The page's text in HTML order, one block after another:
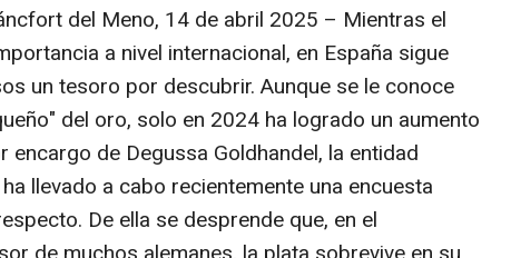
del Meno, 14 de abril 2025 – Mientras el
a nivel internacional, en España sigue
un tesoro por descubrir. Aunque se le conoce
del oro, solo en 2024 ha logrado un aumento
encargo de Degussa Goldhandel, la entidad
llevado a cabo recientemente una encuesta
De ella se desprende que, en el